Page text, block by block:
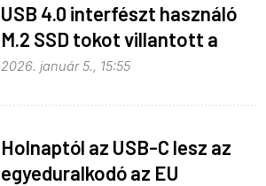
USB 4.0 interfészt használó
M.2 SSD tokot villantott a
Targus
2026. január 5., 15:55
Holnaptól az USB-C lesz az
egyeduralkodó az EU